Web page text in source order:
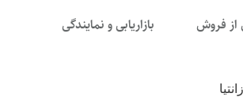
فروش
بازاریابی و نمایندگی